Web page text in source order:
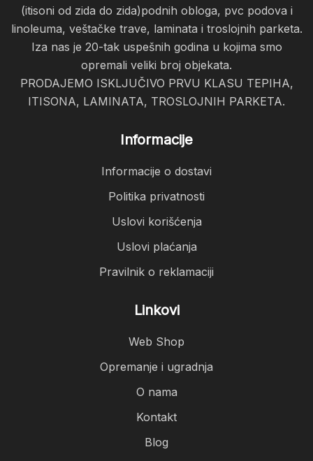
(itisoni od zida do zida)podnih obloga, pvc podova i
linoleuma, veštačke trave, laminata i troslojnih parketa.
Iza nas je 20-tak uspešnih godina u kojima smo
opremali veliki broj objekata.
PRODAJEMO ISKLJUČIVO PRVU KLASU TEPIHA,
ITISONA, LAMINATA, TROSLOJNIH PARKETA.
Informacije
Informacije o dostavi
Politika privatnosti
Uslovi korišćenja
Uslovi plaćanja
Pravilnik o reklamaciji
Linkovi
Web Shop
Opremanje i ugradnja
O nama
Kontakt
Blog